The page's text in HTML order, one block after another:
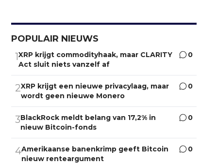
POPULAIR NIEUWS
1XRP krijgt commodityhaak, maar CLARITY
Act sluit niets vanzelf af
0
2XRP krijgt een nieuwe privacylaag, maar
wordt geen nieuwe Monero
0
3BlackRock meldt belang van 17,2% in
nieuw Bitcoin-fonds
0
4Amerikaanse banenkrimp geeft Bitcoin
nieuw renteargument
0